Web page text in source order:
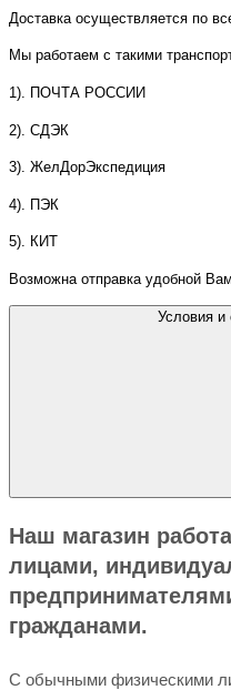
Доставка осуществляется по
Мы работаем с такими
1). ПОЧТА РОССИИ
2). СДЭК
3). ЖелДорЭкспедиция
4). ПЭК
5). КИТ
Возможна отправка удобной
Условия и
Наш магазин
лицами,
гражданами.
С обычными физическими